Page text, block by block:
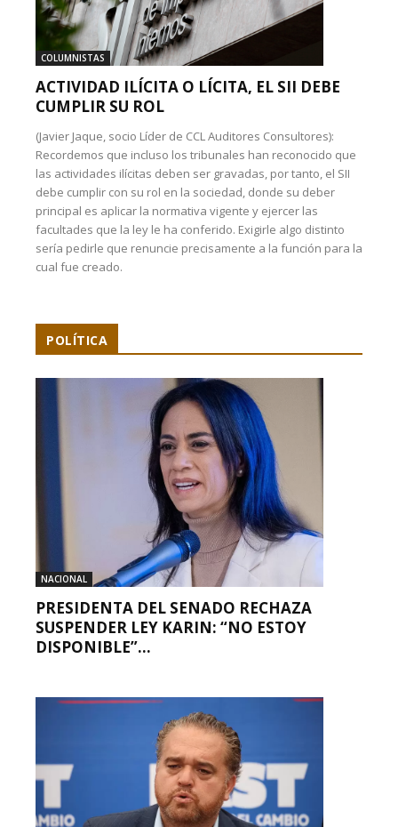
COLUMNISTAS
ACTIVIDAD ILÍCITA O LÍCITA, EL SII DEBE
CUMPLIR SU ROL
(Javier Jaque, socio Líder de CCL Auditores Consultores):
Recordemos que incluso los tribunales han reconocido que
las actividades ilícitas deben ser gravadas, por tanto, el SII
debe cumplir con su rol en la sociedad, donde su deber
principal es aplicar la normativa vigente y ejercer las
facultades que la ley le ha conferido. Exigirle algo distinto
sería pedirle que renuncie precisamente a la función para la
cual fue creado.
POLÍTICA
NACIONAL
PRESIDENTA DEL SENADO RECHAZA
SUSPENDER LEY KARIN: “NO ESTOY
DISPONIBLE”...